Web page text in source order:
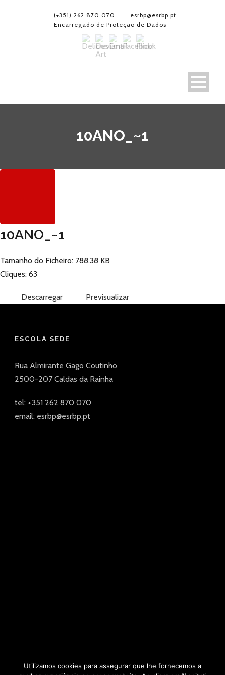
(+351) 262 870 070
esrbp@esrbp.pt
Encarregado de Proteção de Dados
10ANO_~1
10ANO_~1
Tamanho do Ficheiro: 788.38 KB
Cliques: 63
Descarregar Previsualizar
ESCOLA SEDE
Rua Almirante Gago Coutinho
2500-207 Caldas da Rainha
tel: +351 262 870 070
email: esrbp@esrbp.pt
Utilizamos cookies para assegurar que lhe fornecemos a